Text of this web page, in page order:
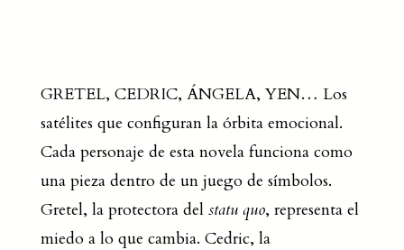
GRETEL, CEDRIC, ÁNGELA, YEN… Los
satélites que configuran la órbita emocional.
Cada personaje de esta novela funciona como
una pieza dentro de un juego de símbolos.
Gretel, la protectora del statu quo, representa el
miedo a lo que cambia. Cedric, la